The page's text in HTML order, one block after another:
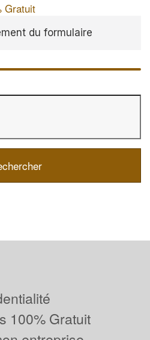
Gratuit
du formulaire
100% Gratuit